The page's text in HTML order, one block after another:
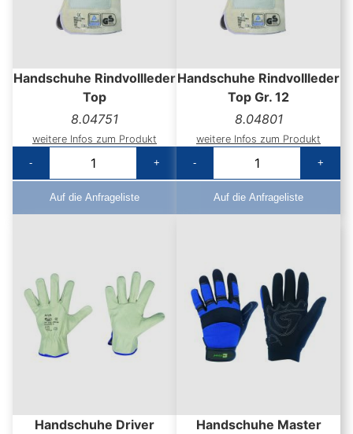
Handschuhe Rindvollleder
Top
8.04751
weitere Infos zum Produkt
-
+
Auf die Anfrageliste
Handschuhe Rindvollleder
Top Gr. 12
8.04801
weitere Infos zum Produkt
-
+
Auf die Anfrageliste
Handschuhe Driver
Handschuhe Master